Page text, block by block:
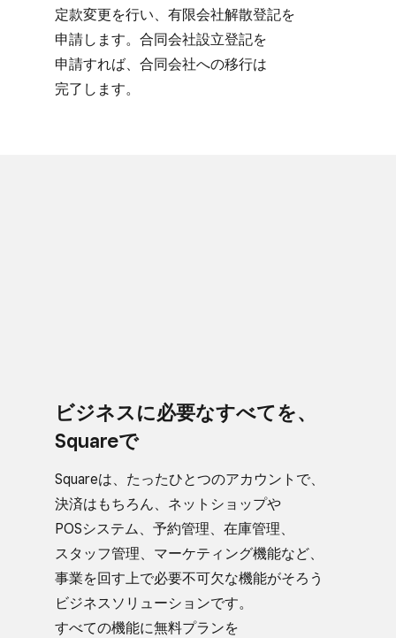
定款変更を​行い、​有限会社解散登記を​
申請します。​合同会社設立登記を​
申請すれば、​合同会社への​移行は​
完了します。
ビジネスに​必要な​すべてを、​
Squareで
Squareは、​たった​ひとつの​アカウントで、​
決済は​もちろん、​ネットショップや​
POSシステム、​予約管理、​在庫管理、​
スタッフ管理、​マーケティング機能など、​
事業を​回す上で​必要不可欠な​機能が​そろう​
ビジネスソリューションです。​
すべての機能に​無料プランを​